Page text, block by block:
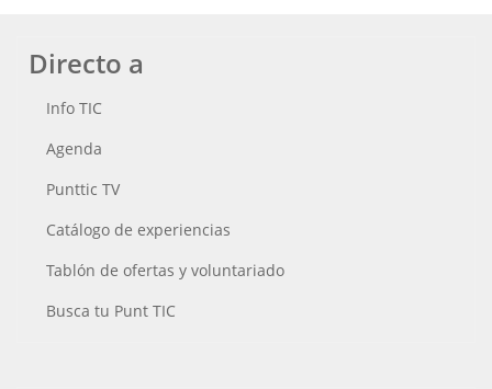
Directo a
Info TIC
Agenda
Punttic TV
Catálogo de experiencias
Tablón de ofertas y voluntariado
Busca tu Punt TIC